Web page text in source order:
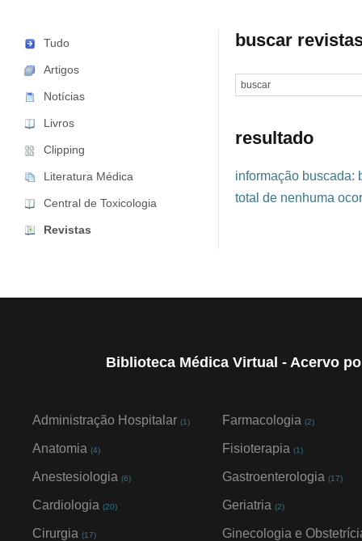
Tudo
Artigos
Notícias
Livros
Clipping
Literatura Médica
Central de Toxicologia
Revistas
buscar
resultado
informação buscada:
total de nenhuma
Biblioteca Médica Virtual - Acervo
Administração Hospitalar (1)
Anatomia (4)
Anestesiologia (6)
Cardiologia (20)
Cirurgia (17)
Farmacologia (2)
Fisioterapia (1)
Gastroenterologia (17)
Geriatria (2)
Ginecologia e